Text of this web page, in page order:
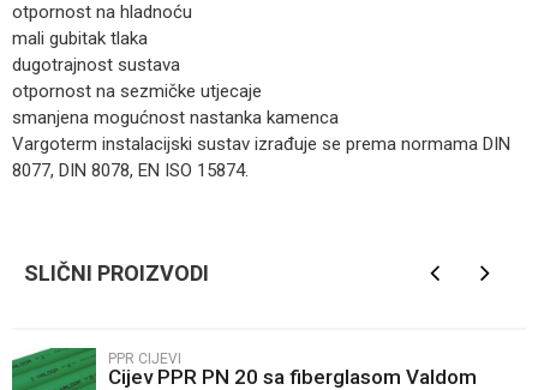
otpornost na hladnoću
mali gubitak tlaka
dugotrajnost sustava
otpornost na sezmičke utjecaje
smanjena mogućnost nastanka kamenca
Vargoterm instalacijski sustav izrađuje se prema normama DIN
8077, DIN 8078, EN ISO 15874.
Poruka
SLIČNI PROIZVODI
PPR CIJEVI
Cijev PPR PN 20 sa fiberglasom Valdom